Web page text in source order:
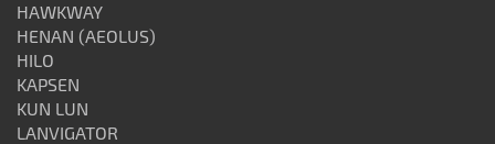
HAWKWAY
HENAN (AEOLUS)
HILO
KAPSEN
KUN LUN
LANVIGATOR